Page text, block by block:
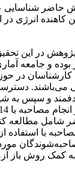
حاضر شناسایی
کاهنده انرژی
در این تحقیق
بوده و جامعه
در
می‌باشند.
و سپس به
شامل مطالعه
با